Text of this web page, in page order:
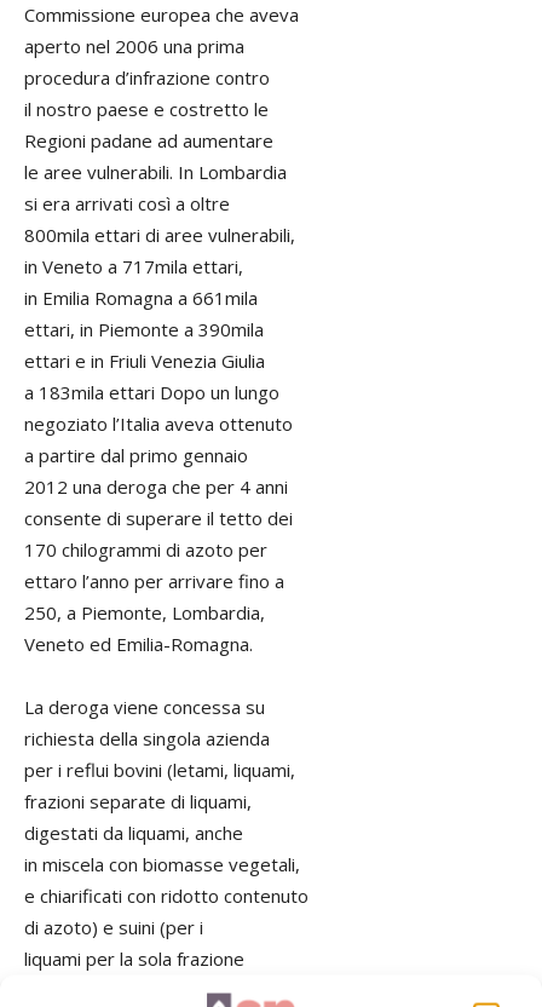
Commissione europea che aveva
aperto nel 2006 una prima
procedura d’infrazione contro
il nostro paese e costretto le
Regioni padane ad aumentare
le aree vulnerabili. In Lombardia
si era arrivati così a oltre
800mila ettari di aree vulnerabili,
in Veneto a 717mila ettari,
in Emilia Romagna a 661mila
ettari, in Piemonte a 390mila
ettari e in Friuli Venezia Giulia
a 183mila ettari Dopo un lungo
negoziato l’Italia aveva ottenuto
a partire dal primo gennaio
2012 una deroga che per 4 anni
consente di superare il tetto dei
170 chilogrammi di azoto per
ettaro l’anno per arrivare fino a
250, a Piemonte, Lombardia,
Veneto ed Emilia-Romagna.
La deroga viene concessa su
richiesta della singola azienda
per i reflui bovini (letami, liquami,
frazioni separate di liquami,
digestati da liquami, anche
in miscela con biomasse vegetali,
e chiarificati con ridotto contenuto
di azoto) e suini (per i
liquami per la sola frazione
chiarificata dopo trattamenti di